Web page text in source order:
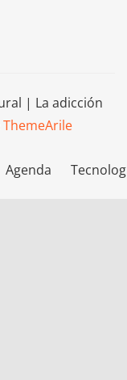
| La adicción
ThemeArile
Agenda